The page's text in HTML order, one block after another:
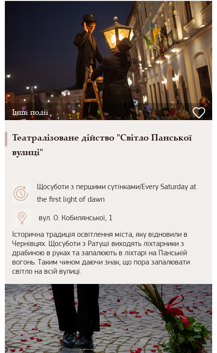
Інші події
Театралізоване дійство "Світло Панської
вулиці"
Щосуботи з першими сутінками/Every Saturday at
the first light of dawn
вул. О. Кобилянської, 1
Історична традиція освітлення міста, яку відновили в
Чернівцях. Щосуботи з Ратуші виходять ліхтарники з
драбиною в руках та запалюють в ліхтарі на Панській
вогонь. Таким чином даючи знак, що пора запалювати
світло на всій вулиці.